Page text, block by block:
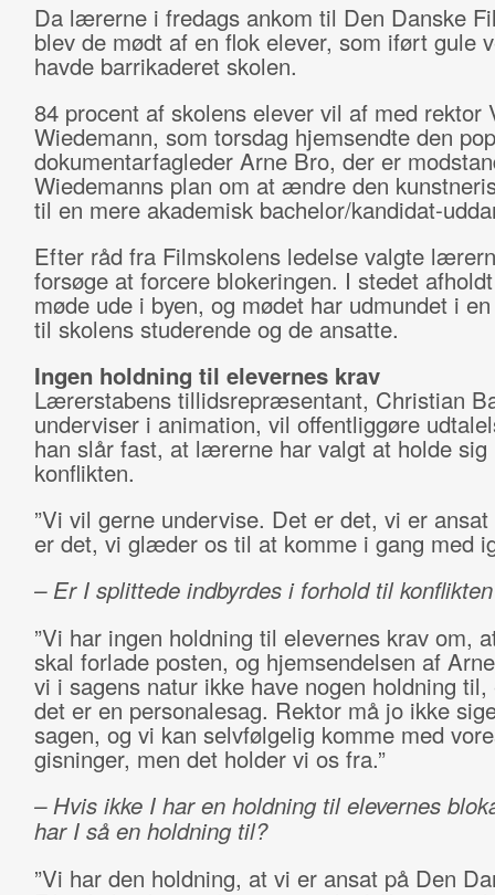
Da lærerne i fredags ankom til Den Danske
blev de mødt af en flok elever, som iført gule
havde barrikaderet skolen.
84 procent af skolens elever vil af med rektor
Wiedemann, som torsdag hjemsendte den
dokumentarfagleder Arne Bro, der er
Wiedemanns plan om at ændre den
til en mere akademisk bachelor/kandidat-
Efter råd fra Filmskolens ledelse valgte
forsøge at forcere blokeringen. I stedet
møde ude i byen, og mødet har udmundet i
til skolens studerende og de ansatte.
Ingen holdning til elevernes krav
Lærerstabens tillidsrepræsentant, Christian
underviser i animation, vil offentliggøre
han slår fast, at lærerne har valgt at holde sig
konflikten.
”Vi vil gerne undervise. Det er det, vi er
er det, vi glæder os til at komme i gang med
– Er I splittede indbyrdes i forhold til
”Vi har ingen holdning til elevernes krav om,
skal forlade posten, og hjemsendelsen af
vi i sagens natur ikke have nogen holdning
det er en personalesag. Rektor må jo ikke
sagen, og vi kan selvfølgelig komme med
gisninger, men det holder vi os fra.”
– Hvis ikke I har en holdning til elevernes
har I så en holdning til?
”Vi har den holdning, at vi er ansat på Den